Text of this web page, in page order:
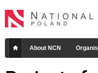
About NCN